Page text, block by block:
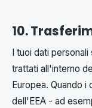
10.
I tuoi dati
trattati all'interno
Europea. Quando
dell'EEA - ad